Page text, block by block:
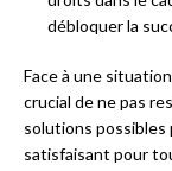
débloquer la
Face à une
crucial de ne pas
solutions possibles
satisfaisant pour